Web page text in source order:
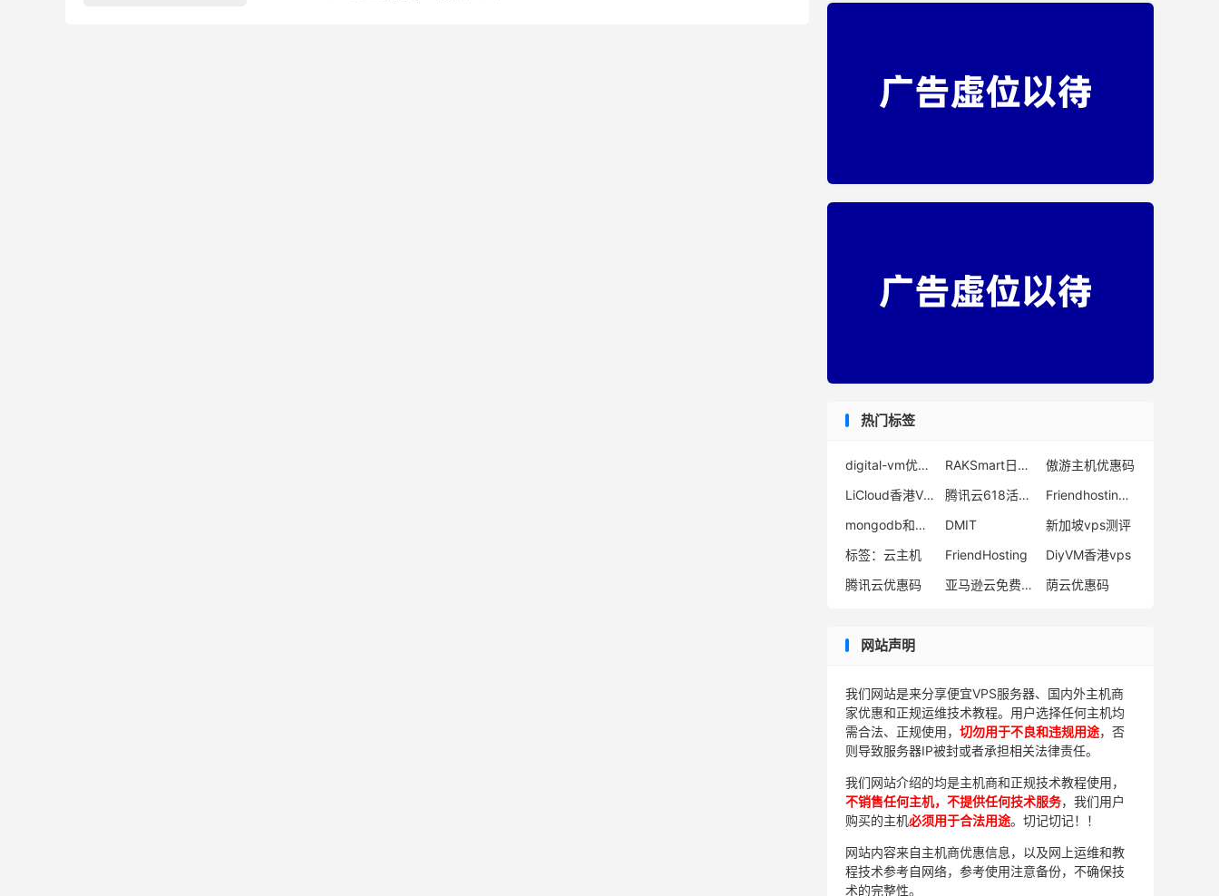
热门标签
digital-vm优惠卷 RAKSmart日本速度
傲游主机优惠码
LiCloud香港VPS
腾讯云618活动2023
Friendhosting优惠码
mongodb和mysql的区别
DMIT
新加坡vps测评
标签：云主机
FriendHosting
DiyVM香港vps
腾讯云优惠码
亚马逊云免费套餐 荫云优惠码
网站声明
我们网站是来分享便宜VPS服务器、国内外主机商
家优惠和正规运维技术教程。用户选择任何主机均
需合法、正规使用， 切勿用于不良和违规用途，否
则导致服务器IP被封或者承担相关法律责任。
我们网站介绍的均是主机商和正规技术教程使用，
不销售任何主机，不提供任何技术服务，我们用户
购买的主机必须用于合法用途。切记切记！！
网站内容来自主机商优惠信息，以及网上运维和教
程技术参考自网络，参考使用注意备份，不确保技
术的完整性。